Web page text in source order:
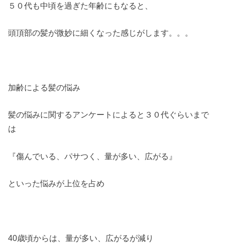
５０代も中頃を過ぎた年齢にもなると、
頭頂部の髪が微妙に細くなった感じがします。。。
加齢による髪の悩み
髪の悩みに関するアンケートによると３０代ぐらいまで
は
『傷んでいる、パサつく、量が多い、広がる』
といった悩みが上位を占め
40歳頃からは、量が多い、広がるが減り